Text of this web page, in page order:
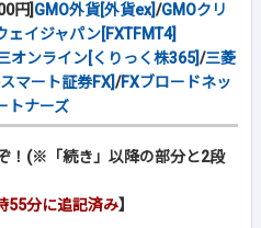
円] GMO外貨[外貨ex]/GMOクリ
ェイジャパン[FXTFMT4]
オンライン[くりっく株365]/三菱
マート証券FX]/FXブロードネッ
トナーズ
！(※「続き」以降の部分と2段
55分に追記済み】